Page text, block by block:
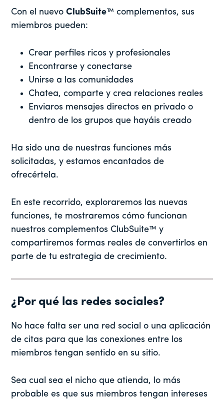
Con el nuevoClubSuite™ complementos, sus
miembros pueden:
Crear perfiles ricos y profesionales
Encontrarse y conectarse
Unirse a las comunidades
Chatea, comparte y crea relaciones reales
Enviaros mensajes directos en privado o
dentro de los grupos que hayáis creado
Ha sido una de nuestras funciones más
solicitadas, y estamos encantados de
ofrecértela.
En este recorrido, exploraremos las nuevas
funciones, te mostraremos cómo funcionan
nuestros complementos ClubSuite™ y
compartiremos formas reales de convertirlos en
parte de tu estrategia de crecimiento.
¿Por qué las redes sociales?
No hace falta ser una red social o una aplicación
de citas para que las conexiones entre los
miembros tengan sentido en su sitio.
Sea cual sea el nicho que atienda, lo más
probable es que sus miembros tengan intereses